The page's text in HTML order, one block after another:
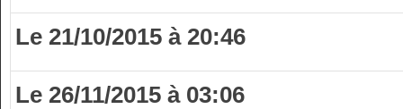
Le 21/10/2015 à 20:46
Le 26/11/2015 à 03:06